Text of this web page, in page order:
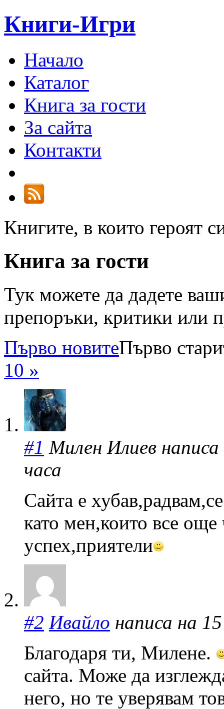
Книги-Игри
Начало
Каталог
Книга за гости
За сайта
Контакти
Книгите, в които героят
Книга за гости
Тук можете да дадете
препоръки, критики или
Първо новитеПърво
10 »
#1 Милен Илиев
часа
Сайта е
като мен,които все още
успех,приятели
#2 Ивайло написа на
Благодаря ти, Милене.
сайта. Може да
него, но те уверявам